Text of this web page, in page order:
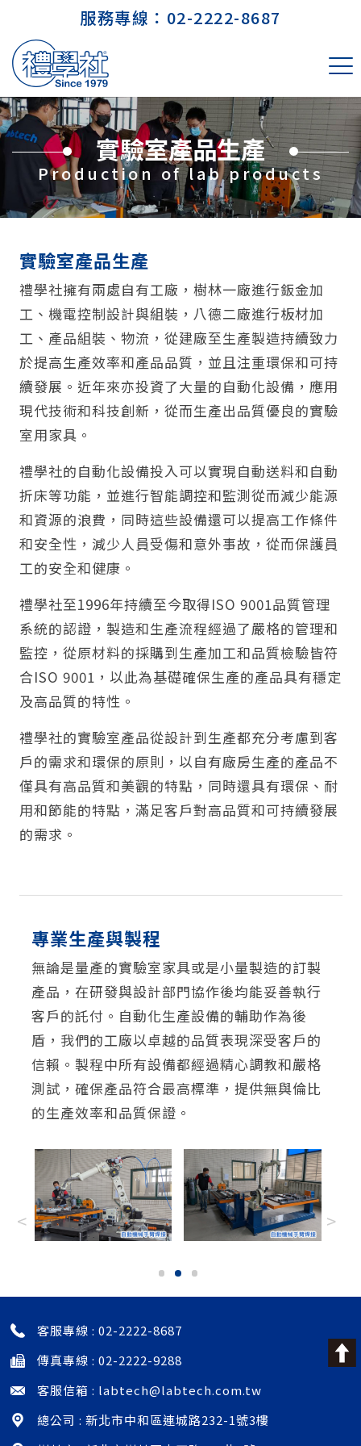
服務專線： 02-2222-8687
實驗室產品生產
Production of lab products
實驗室產品生產
禮學社擁有兩處自有工廠，樹林一廠進行鈑金加
工、機電控制設計與組裝，八德二廠進行板材加
工、產品組裝、物流，從建廠至生產製造持續致力
於提高生產效率和產品品質，並且注重環保和可持
續發展。近年來亦投資了大量的自動化設備，應用
現代技術和科技創新，從而生產出品質優良的實驗
室用家具。
禮學社的自動化設備投入可以實現自動送料和自動
折床等功能，並進行智能調控和監測從而減少能源
和資源的浪費，同時這些設備還可以提高工作條件
和安全性，減少人員受傷和意外事故，從而保護員
工的安全和健康。
禮學社至1996年持續至今取得ISO 9001品質管理
系統的認證，製造和生產流程經過了嚴格的管理和
監控，從原材料的採購到生產加工和品質檢驗皆符
合ISO 9001，以此為基礎確保生產的產品具有穩定
及高品質的特性。
禮學社的實驗室產品從設計到生產都充分考慮到客
戶的需求和環保的原則，以自有廠房生產的產品不
僅具有高品質和美觀的特點，同時還具有環保、耐
用和節能的特點，滿足客戶對高品質和可持續發展
的需求。
專業生產與製程
無論是量產的實驗室家具或是小量製造的訂製
產品，在研發與設計部門協作後均能妥善執行
客戶的託付。自動化生產設備的輔助作為後
盾，我們的工廠以卓越的品質表現深受客戶的
信賴。製程中所有設備都經過精心調教和嚴格
測試，確保產品符合最高標準，提供無與倫比
的生產效率和品質保證。
< >
客服專線 : 02-2222-8687
傳真專線 : 02-2222-9288
客服信箱 : labtech@labtech.com.tw
總公司 : 新北市中和區連城路232-1號3樓